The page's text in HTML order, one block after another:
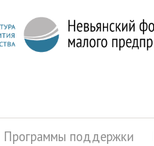
Программы поддержки